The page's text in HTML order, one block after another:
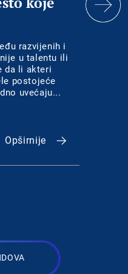
razvijenih i
u talentu ili
da li akteri
postojeće
uvećaju...
Opširnije
u